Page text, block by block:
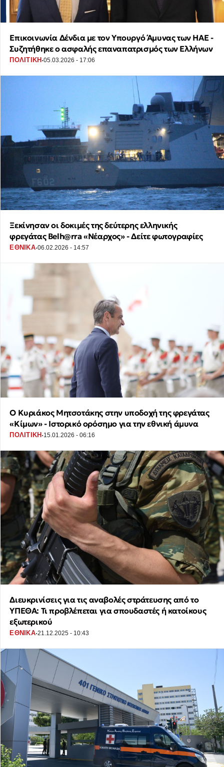
Επικοινωνία Δένδια με τον Υπουργό Άμυνας των ΗΑΕ -
Συζητήθηκε ο ασφαλής επαναπατρισμός των Ελλήνων
ΠΟΛΙΤΙΚΗ ·05.03.2026 - 17:06
Ξεκίνησαν οι δοκιμές της δεύτερης ελληνικής
φρεγάτας Belh@rra «Νέαρχος» - Δείτε φωτογραφίες
ΕΘΝΙΚΑ·06.02.2026 - 14:57
Ο Κυριάκος Μητσοτάκης στην υποδοχή της φρεγάτας
«Κίμων» - Ιστορικό ορόσημο για την εθνική άμυνα
ΠΟΛΙΤΙΚΗ ·15.01.2026 - 06:16
Διευκρινίσεις για τις αναβολές στράτευσης από το
ΥΠΕΘΑ: Τι προβλέπεται για σπουδαστές ή κατοίκους
εξωτερικού
ΕΘΝΙΚΑ·21.12.2025 - 10:43